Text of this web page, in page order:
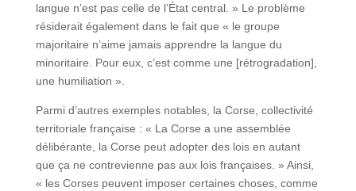
langue n’est pas celle de l’État central. » Le problème
résiderait également dans le fait que « le groupe
majoritaire n’aime jamais apprendre la langue du
minoritaire. Pour eux, c’est comme une [rétrogradation],
une humiliation ».
Parmi d’autres exemples notables, la Corse, collectivité
territoriale française : « La Corse a une assemblée
délibérante, la Corse peut adopter des lois en autant
que ça ne contrevienne pas aux lois françaises. » Ainsi,
« les Corses peuvent imposer certaines choses, comme